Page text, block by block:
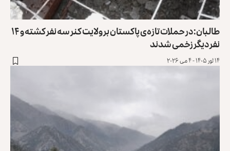
طالبان: در حملات تازه‌ی پاکستان بر ولایت کنر سه نفر کشته و ۱۴
نفر دیگر زخمی شدند
۱۴ ثور ۱۴۰۵ - ۴ می ۲۰۲۶